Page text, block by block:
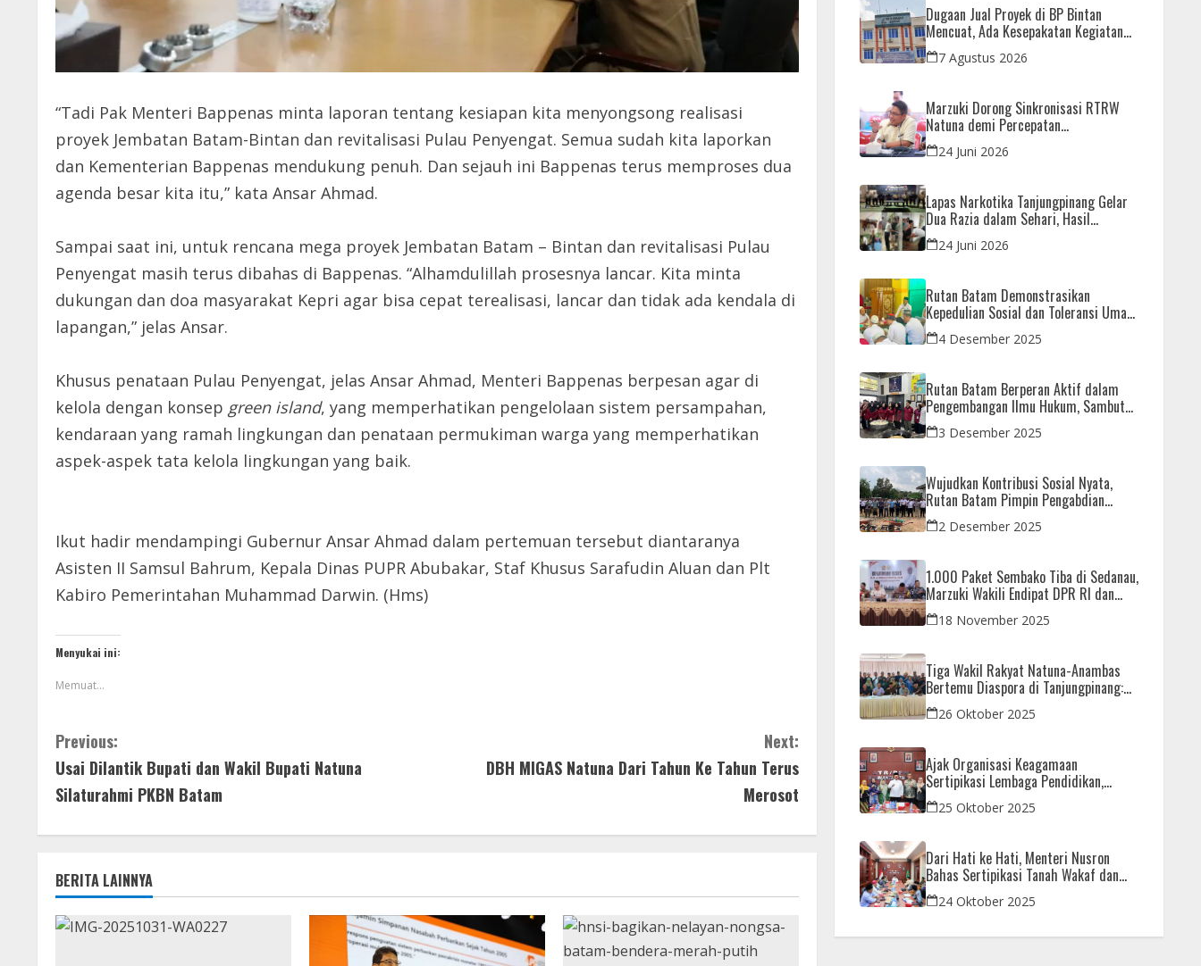
“Tadi Pak Menteri Bappenas minta laporan tentang kesiapan kita menyongsong realisasi
proyek Jembatan Batam-Bintan dan revitalisasi Pulau Penyengat. Semua sudah kita laporkan
dan Kementerian Bappenas mendukung penuh. Dan sejauh ini Bappenas terus memproses dua
agenda besar kita itu,” kata Ansar Ahmad.
Sampai saat ini, untuk rencana mega proyek Jembatan Batam – Bintan dan revitalisasi Pulau
Penyengat masih terus dibahas di Bappenas. “Alhamdulillah prosesnya lancar. Kita minta
dukungan dan doa masyarakat Kepri agar bisa cepat terealisasi, lancar dan tidak ada kendala di
lapangan,” jelas Ansar.
Khusus penataan Pulau Penyengat, jelas Ansar Ahmad, Menteri Bappenas berpesan agar di
kelola dengan konsep green island, yang memperhatikan pengelolaan sistem persampahan,
kendaraan yang ramah lingkungan dan penataan permukiman warga yang memperhatikan
aspek-aspek tata kelola lingkungan yang baik.
Ikut hadir mendampingi Gubernur Ansar Ahmad dalam pertemuan tersebut diantaranya
Asisten II Samsul Bahrum, Kepala Dinas PUPR Abubakar, Staf Khusus Sarafudin Aluan dan Plt
Kabiro Pemerintahan Muhammad Darwin. (Hms)
Menyukai ini:
Memuat...
Previous:
Usai Dilantik Bupati dan Wakil Bupati Natuna
Silaturahmi PKBN Batam
Next:
DBH MIGAS Natuna Dari Tahun Ke Tahun Terus
Merosot
BERITA LAINNYA
Dugaan Jual Proyek di BP Bintan
Mencuat, Ada Kesepakatan Kegiatan
dan Dana yang Dikembalikan
7 Agustus 2026
Marzuki Dorong Sinkronisasi RTRW
Natuna demi Percepatan
Pembangunan Strategis Daerah
24 Juni 2026
Lapas Narkotika Tanjungpinang Gelar
Dua Razia dalam Sehari, Hasil
Pemeriksaan Nihil Barang Terlarang
24 Juni 2026
Rutan Batam Demonstrasikan
Kepedulian Sosial dan Toleransi Umat
Beragama Melalui Doa Bersama
Korban Bencana
4 Desember 2025
Rutan Batam Berperan Aktif dalam
Pengembangan Ilmu Hukum, Sambut
Kunjungan Observasi Mahasiswa UIB
3 Desember 2025
Wujudkan Kontribusi Sosial Nyata,
Rutan Batam Pimpin Pengabdian
Imipas untuk Negeri di Masjid
Syahrom Ba’dawi
2 Desember 2025
1.000 Paket Sembako Tiba di Sedanau,
Marzuki Wakili Endipat DPR RI dan
Iman Sutiawan Kawal Reses di Natuna
18 November 2025
Tiga Wakil Rakyat Natuna-Anambas
Bertemu Diaspora di Tanjungpinang:
Dorong Pemekaran Provinsi dan Jamin
Pemerataan Pembangunan
26 Oktober 2025
Ajak Organisasi Keagamaan
Sertipikasi Lembaga Pendidikan,
Menteri Nusron: Sebagai Early Warning
System
25 Oktober 2025
Dari Hati ke Hati, Menteri Nusron
Bahas Sertipikasi Tanah Wakaf dan
Rumah Ibadah di Kaltim
24 Oktober 2025